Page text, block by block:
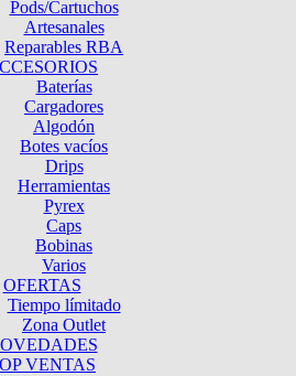
Pods/Cartuchos
Artesanales
Reparables RBA
Baterías
Cargadores
Algodón
Botes vacíos
Drips
Herramientas
Pyrex
Caps
Bobinas
Varios
OFERTAS
Tiempo límitado
Zona Outlet
VENTAS